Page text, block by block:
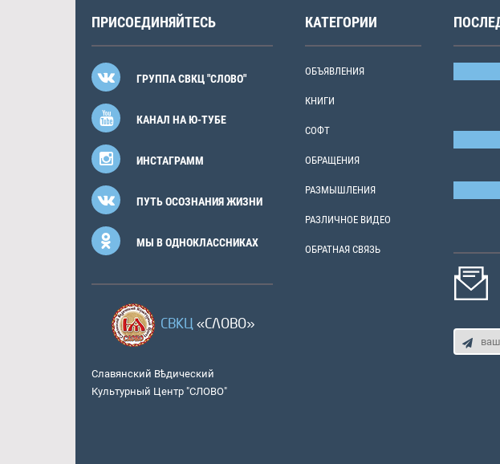
ПРИСОЕДИНЯЙТЕСЬ
ГРУППА СВКЦ "СЛОВО"
КАНАЛ НА Ю-ТУБЕ
ИНСТАГРАММ
ПУТЬ ОСОЗНАНИЯ ЖИЗНИ
МЫ В ОДНОКЛАССНИКАХ
СВКЦ «СЛОВО»
Славянский Вѣдический
Культурный Центр "СЛОВО"
КАТЕГОРИИ
ОБЪЯВЛЕНИЯ
КНИГИ
СОФТ
ОБРАЩЕНИЯ
РАЗМЫШЛЕНИЯ
РАЗЛИЧНОЕ ВИДЕО
ОБРАТНАЯ СВЯЗЬ